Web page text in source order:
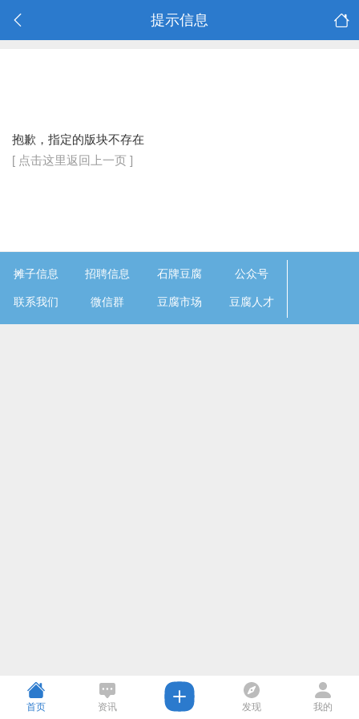
提示信息
抱歉，指定的版块不存在
[ 点击这里返回上一页 ]
摊子信息 招聘信息 石牌豆腐 公众号
联系我们 微信群 豆腐市场 豆腐人才
首页 资讯 发现 我的